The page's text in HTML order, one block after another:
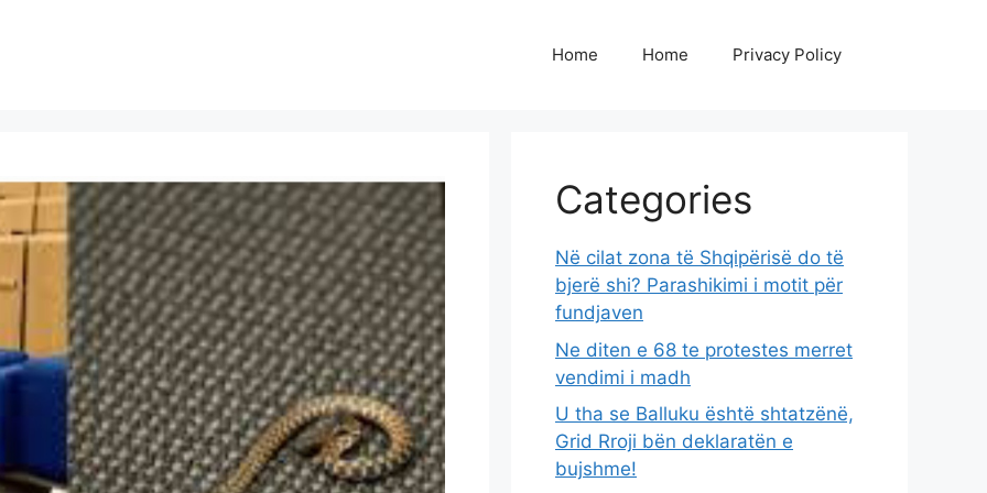
Home Home Privacy Policy
Categories
Në cilat zona të Shqipërisë do të
bjerë shi? Parashikimi i motit për
fundjaven
Ne diten e 68 te protestes merret
vendimi i madh
U tha se Balluku është shtatzënë,
Grid Rroji bën deklaratën e
bujshme!